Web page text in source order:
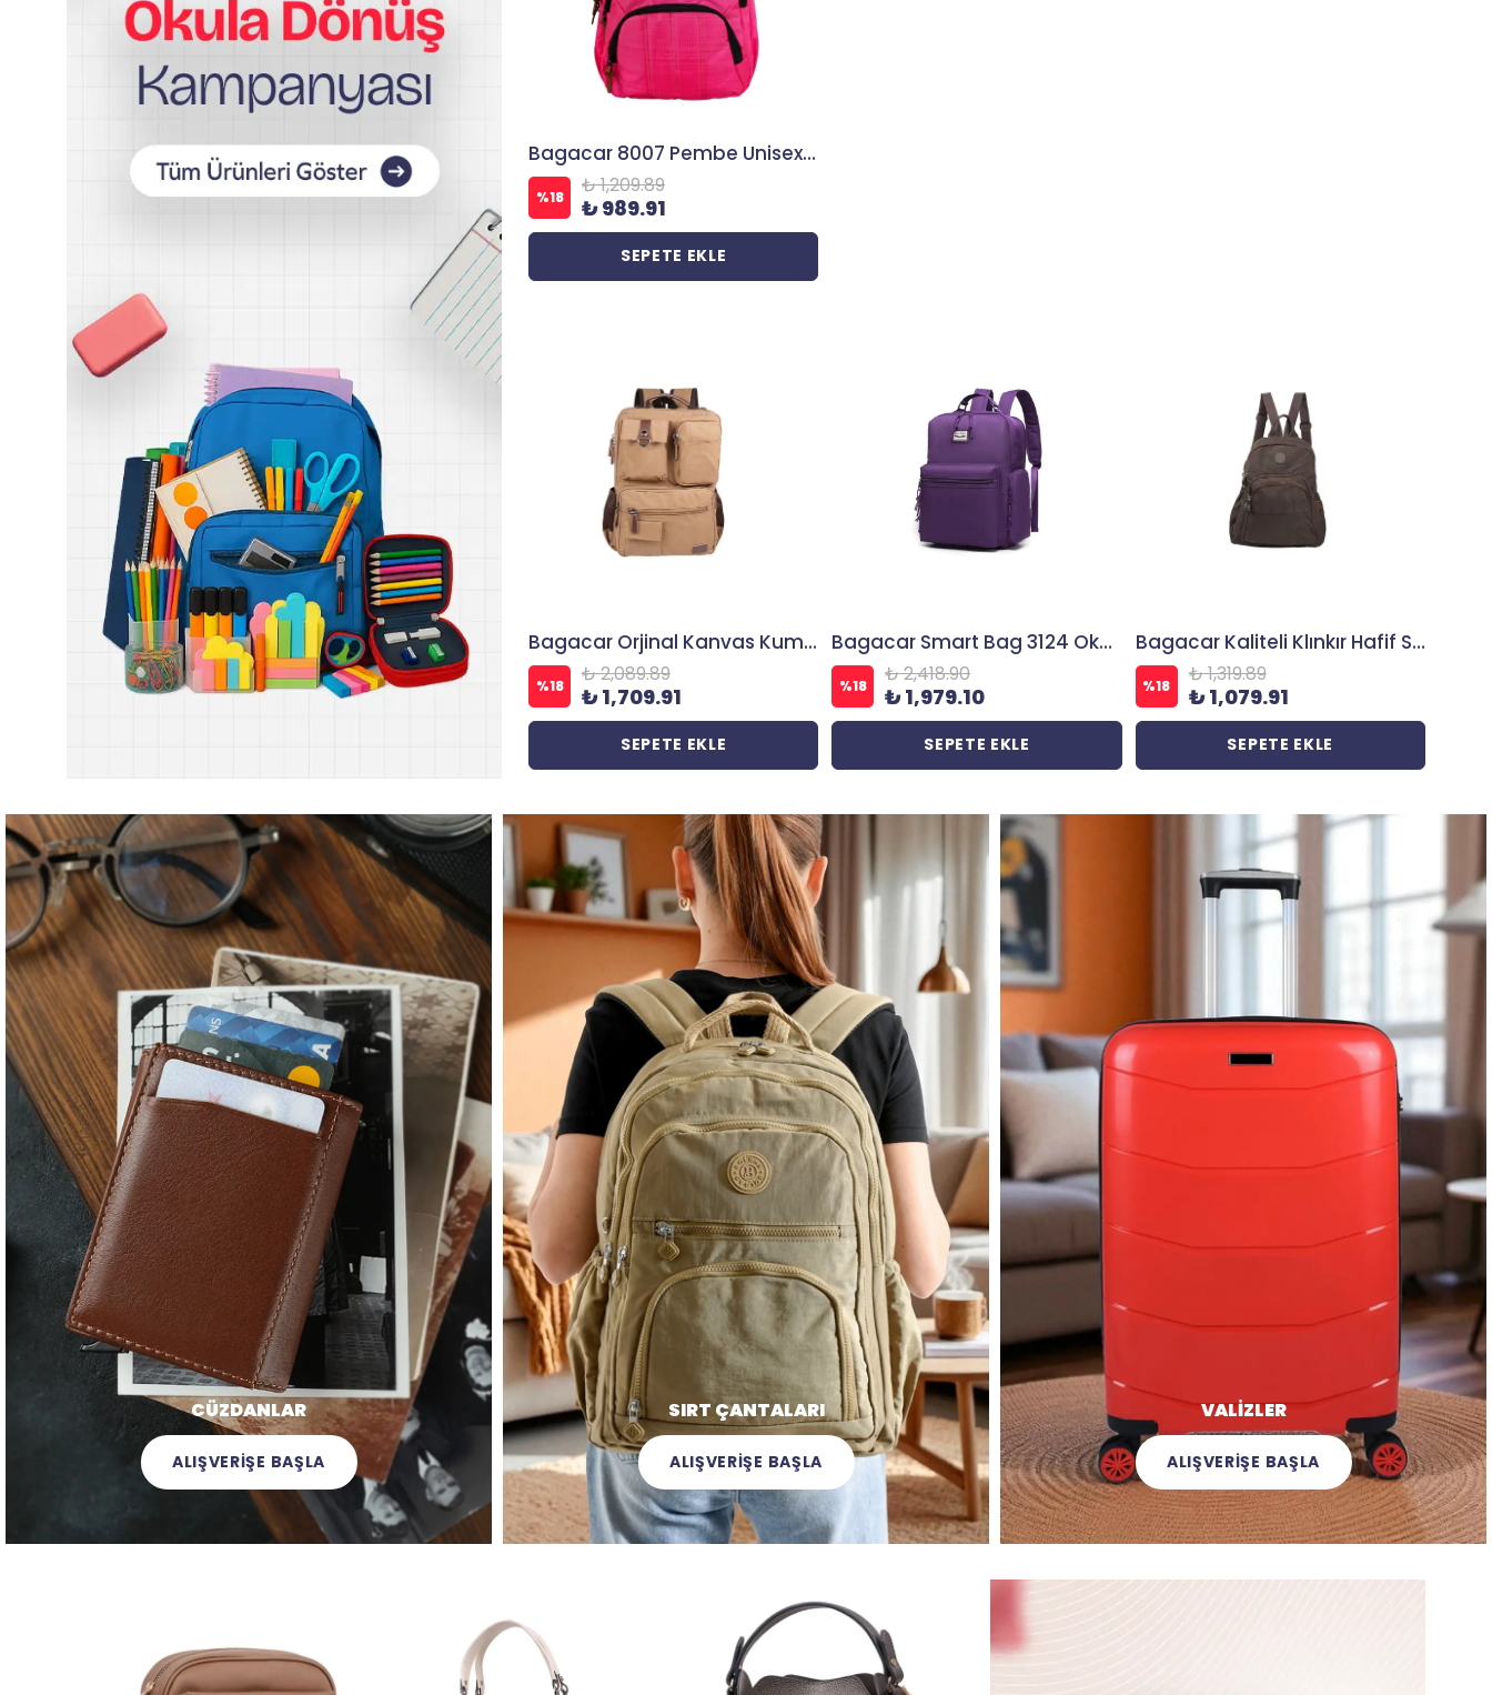
Bagacar 8007 Pembe Unisex Okul ve Günlük Sırt Çantası
%18 ₺ 1,209.89
₺ 989.91
SEPETE EKLE
Bagacar Orjinal Kanvas Kumaş Okul ve Günlük Laptop Bölmeli Sırt Çantası Bej
%18 ₺ 2,089.89
₺ 1,709.91
SEPETE EKLE
Bagacar Smart Bag 3124 Okul ve Günlük Laptop Bölmeli Sırt Çantası Mor
%18 ₺ 2,418.90
₺ 1,979.10
SEPETE EKLE
Bagacar Kaliteli Klınkır Hafif Su Geçirmez Kumaş Sırt Çantası Vizon
%18 ₺ 1,319.89
₺ 1,079.91
SEPETE EKLE
CÜZDANLAR
ALIŞVERİŞE BAŞLA
SIRT ÇANTALARI
ALIŞVERİŞE BAŞLA
VALİZLER
ALIŞVERİŞE BAŞLA